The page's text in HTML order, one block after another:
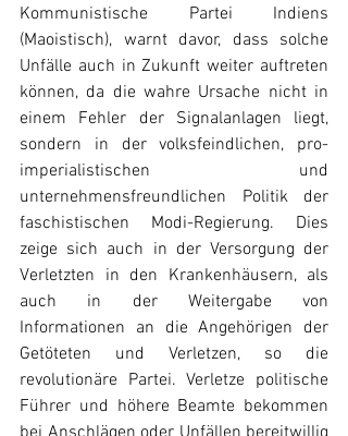
Kommunistische Partei Indiens
(Maoistisch), warnt davor, dass solche
Unfälle auch in Zukunft weiter auftreten
können, da die wahre Ursache nicht in
einem Fehler der Signalanlagen liegt,
sondern in der volksfeindlichen, pro-
imperialistischen und
unternehmensfreundlichen Politik der
faschistischen Modi-Regierung. Dies
zeige sich auch in der Versorgung der
Verletzten in den Krankenhäusern, als
auch in der Weitergabe von
Informationen an die Angehörigen der
Getöteten und Verletzen, so die
revolutionäre Partei. Verletze politische
Führer und höhere Beamte bekommen